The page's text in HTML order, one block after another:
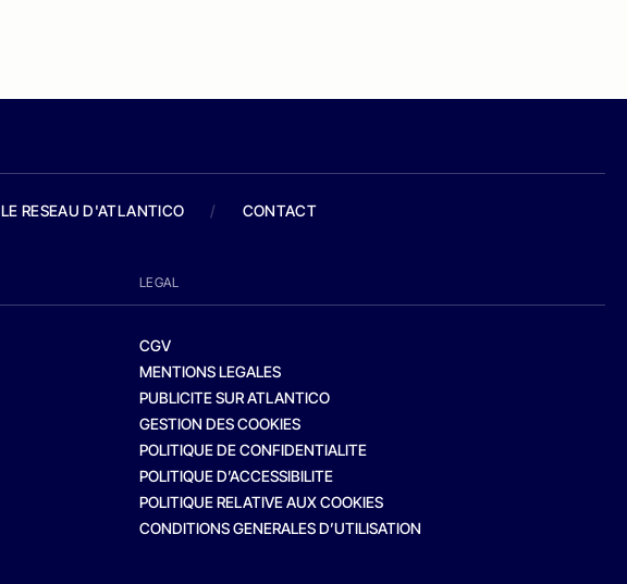
LE RESEAU D'ATLANTICO / CONTACT
LEGAL
CGV
MENTIONS LEGALES
PUBLICITE SUR ATLANTICO
GESTION DES COOKIES
POLITIQUE DE CONFIDENTIALITE
POLITIQUE D’ACCESSIBILITE
POLITIQUE RELATIVE AUX COOKIES
CONDITIONS GENERALES D’UTILISATION